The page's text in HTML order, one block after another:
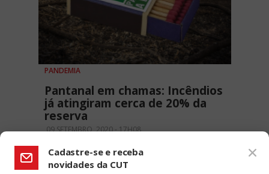
PANDEMIA
Pantanal em chamas: Incêndios
já atingiram cerca de 20% da
reserva
09 SETEMBRO, 2020 - 17H08
Cadastre-se e receba
novidades da CUT